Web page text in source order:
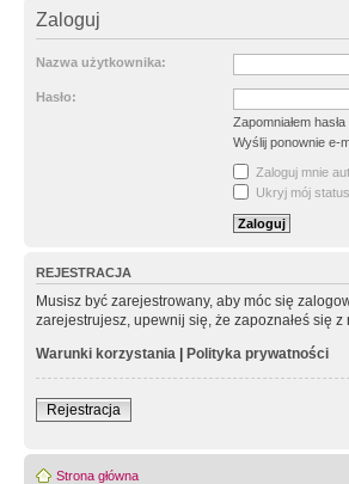
Zaloguj
Nazwa użytkownika:
Hasło:
Zapomniałem hasła
Wyślij ponownie e-
Zaloguj mnie
Ukryj mój
REJESTRACJA
Musisz być zarejestrowany, aby móc się
zarejestrujesz, upewnij się, że zapoznałeś się
Warunki korzystania | Polityka prywatności
Rejestracja
Strona główna